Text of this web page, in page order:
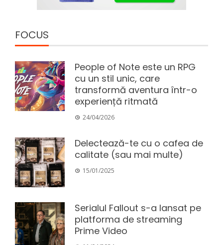
FOCUS
People of Note este un RPG
cu un stil unic, care
transformă aventura într-o
experiență ritmată
24/04/2026
Delectează-te cu o cafea de
calitate (sau mai multe)
15/01/2025
Serialul Fallout s-a lansat pe
platforma de streaming
Prime Video